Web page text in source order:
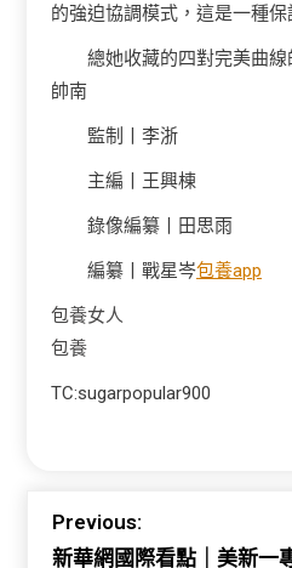
的強迫協調模式，這是一種
總她收藏的四對完美曲線
帥南
監制丨李浙
主編丨王興棟
錄像編纂丨田思雨
編纂丨戰星岑包養app
包養女人
包養
TC:sugarpopular900
Previous:
新華網國際看點｜美新一